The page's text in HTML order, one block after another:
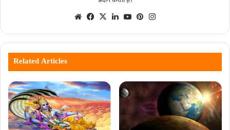
Related Articles